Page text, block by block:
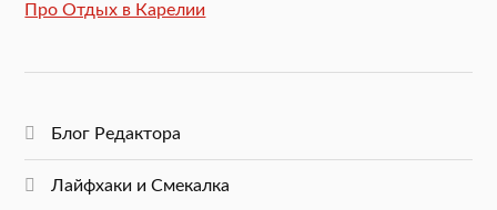
Про Отдых в Карелии
Блог Редактора
Лайфхаки и Смекалка